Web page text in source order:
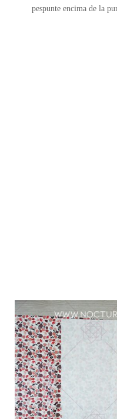
pespunte encima de la